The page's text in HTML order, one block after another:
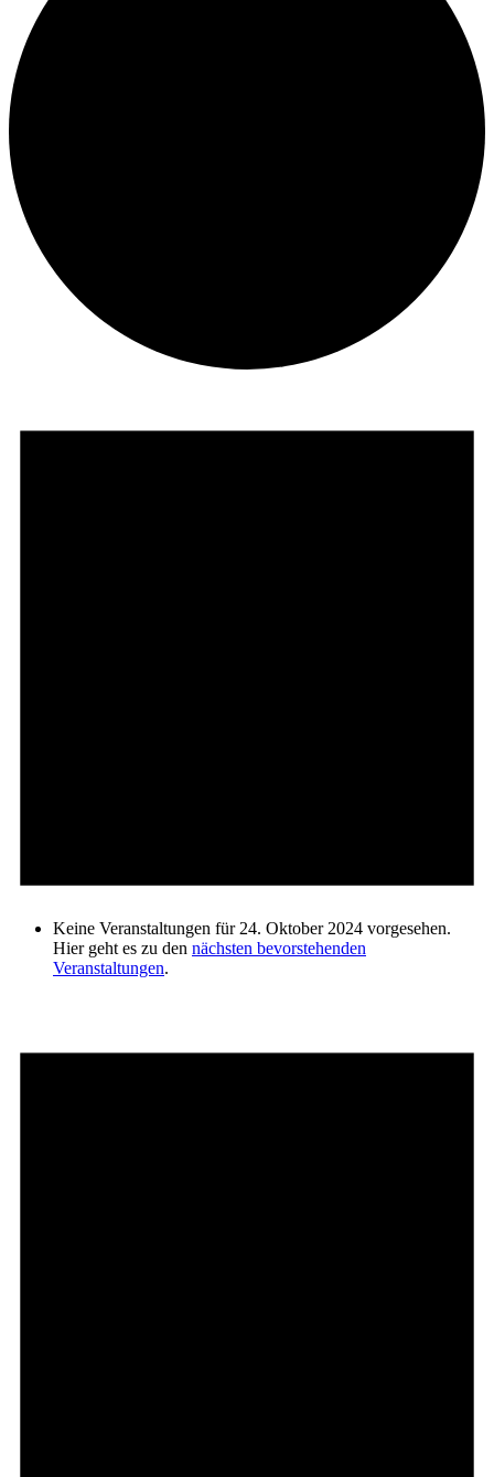
Keine Veranstaltungen für 24. Oktober 2024 vorgesehen.
Hier geht es zu den nächsten bevorstehenden
Veranstaltungen.